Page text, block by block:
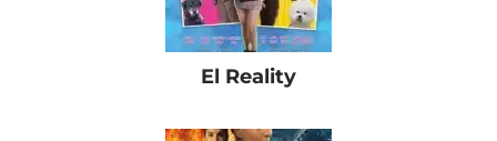
El Reality